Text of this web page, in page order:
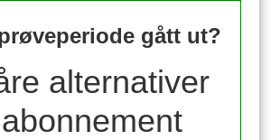
gått ut?
alternativer